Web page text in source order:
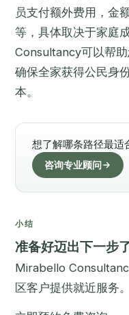
员支付额外费用，金
等，具体取决于家庭
Consultancy可以帮
确保全家获得公民身
本。
想了解哪条路径最适
咨询专业顾问
小结
准备好迈出下一步
Mirabello
区客户提供就近服务